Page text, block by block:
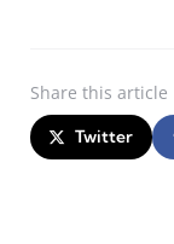
Share this article
Twitter